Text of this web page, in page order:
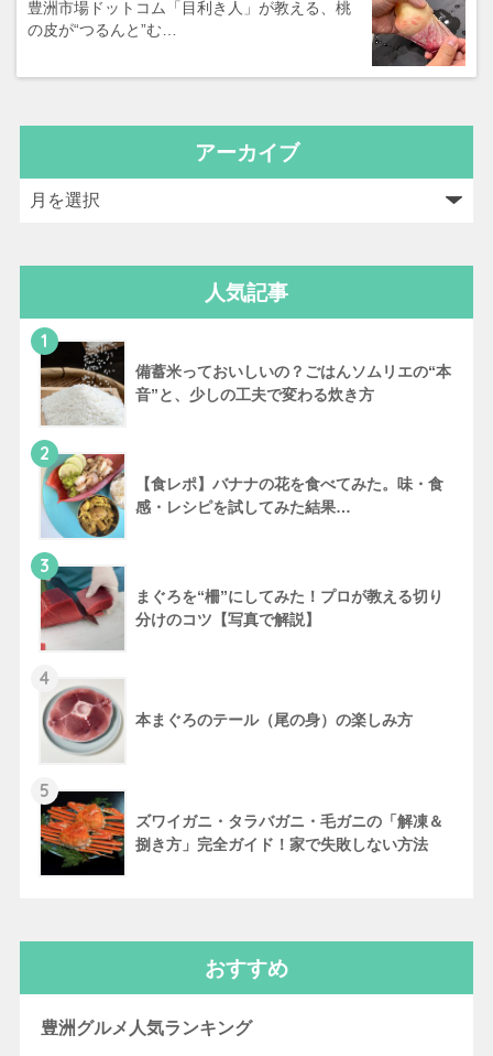
豊洲市場ドットコム「目利き人」が教える、桃
の皮が“つるんと”む…
アーカイブ
人気記事
1
備蓄米っておいしいの？ごはんソムリエの“本
音”と、少しの工夫で変わる炊き方
2
【食レポ】バナナの花を食べてみた。味・食
感・レシピを試してみた結果…
3
まぐろを“柵”にしてみた！プロが教える切り
分けのコツ【写真で解説】
4
本まぐろのテール（尾の身）の楽しみ方
5
ズワイガニ・タラバガニ・毛ガニの「解凍＆
捌き方」完全ガイド！家で失敗しない方法
おすすめ
豊洲グルメ人気ランキング